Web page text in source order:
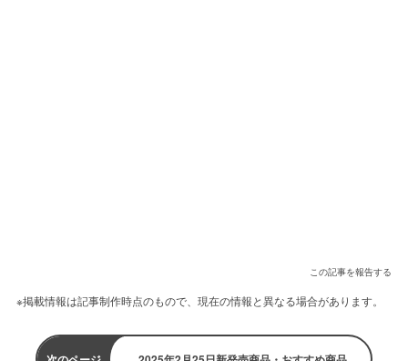
この記事を報告する
※掲載情報は記事制作時点のもので、現在の情報と異なる場合があります。